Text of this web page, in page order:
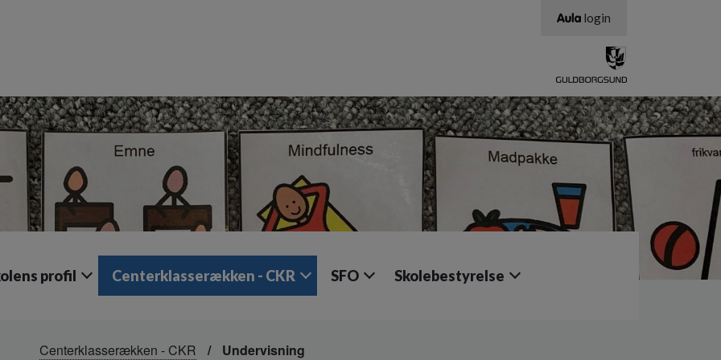
login
profil Centerklasserækken - CKR SFO Skolebestyrelse
Centerklasserækken - CKR Undervisning